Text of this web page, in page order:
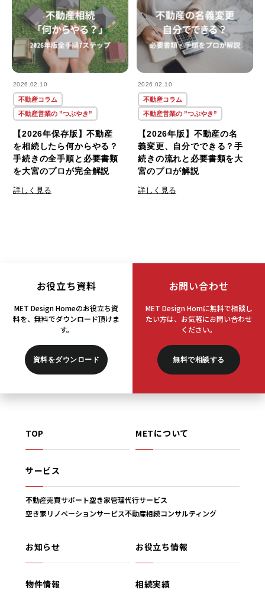
2026.02.10
不動産コラム
不動産営業の ”つぶやき”
【2026年保存版】不動産
を相続したら何からやる？
手続きの全手順と必要書類
を大宮のプロが完全解説
詳しく見る
2026.02.10
不動産コラム
不動産営業の ”つぶやき”
【2026年版】不動産の名
義変更、自分でできる？手
続きの流れと必要書類を大
宮のプロが解説
詳しく見る
お役立ち資料
MET Design Homeのお役立ち資
料を、 無料でダウンロード頂けま
す。
資料をダウンロード
お問い合わせ
MET Design Homに無料で相談し
たい方は、 お気軽にお問い合わせ
ください。
無料で相談する
TOP METについて
サービス
不動産売買サポート空き家管理代行サービス
空き家リノベーションサービス不動産相続コンサルティング
お知らせ お役立ち情報
物件情報 相続実績